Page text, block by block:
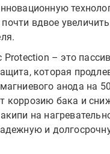
вдвое
Protection – это
которая
анода на
коррозию бака и
на
и